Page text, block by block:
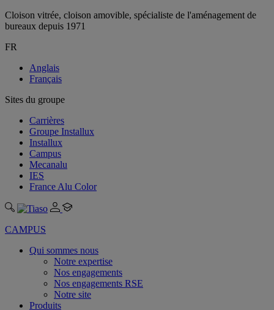
Cloison vitrée, cloison amovible, spécialiste de l'aménagement de
bureaux depuis 1971
FR
Anglais
Français
Sites du groupe
Carrières
Groupe Installux
Installux
Campus
Mecanalu
IES
France Alu Color
CAMPUS
Qui sommes nous
Notre expertise
Nos engagements
Nos engagements RSE
Notre site
Produits